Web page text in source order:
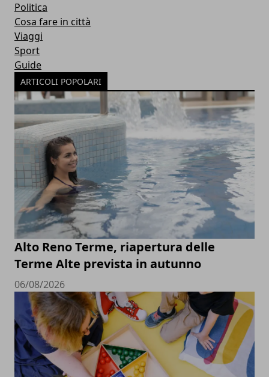
Politica
Cosa fare in città
Viaggi
Sport
Guide
ARTICOLI POPOLARI
Alto Reno Terme, riapertura delle
Terme Alte prevista in autunno
06/08/2026